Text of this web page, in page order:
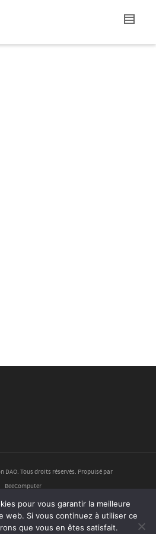
DAO. Tous droits réservés. Propulsé par
BeeComputer
de confidentialité
conditions d’utilisation du site
pour vous garantir la meilleure
web. Si vous continuez à utiliser ce
que vous en êtes satisfait.